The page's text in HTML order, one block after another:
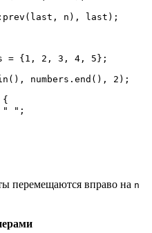
n), last);
= {1, 2, 3, 4, 5};
numbers.end(), 2);
{
" ";
перемещаются вправо на n